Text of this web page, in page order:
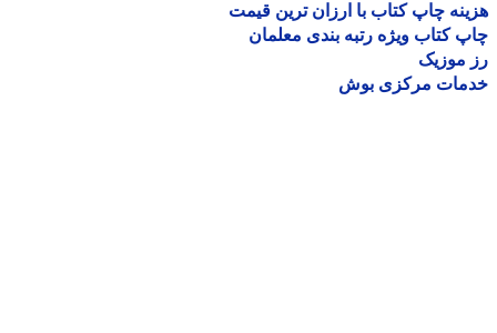
چاپ کتاب با ارزان ترین قیمت
کتاب ویژه رتبه بندی معلمان
موزیک
مرکزی بوش